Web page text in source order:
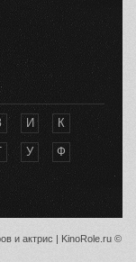
И К
У Ф
и актрис | KinoRole.ru ©